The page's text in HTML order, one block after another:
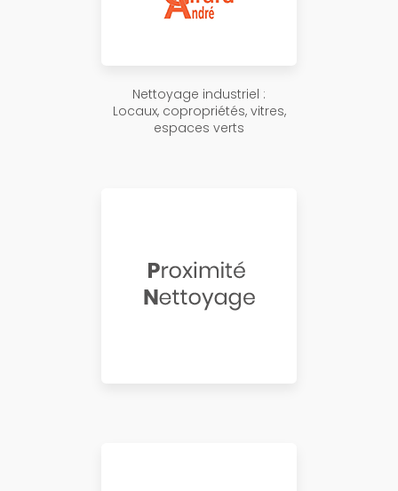
Nettoyage industriel :
Locaux, copropriétés, vitres,
espaces verts